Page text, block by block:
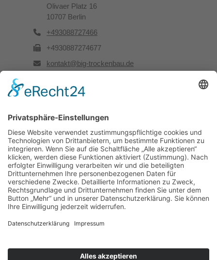
Olivaer Platz 16
10707 Berlin
+493088727466
+4930887274677
kontakt@big-trockenbau.de
Rechtliches
Kontakt
Impressum
Datenschutz